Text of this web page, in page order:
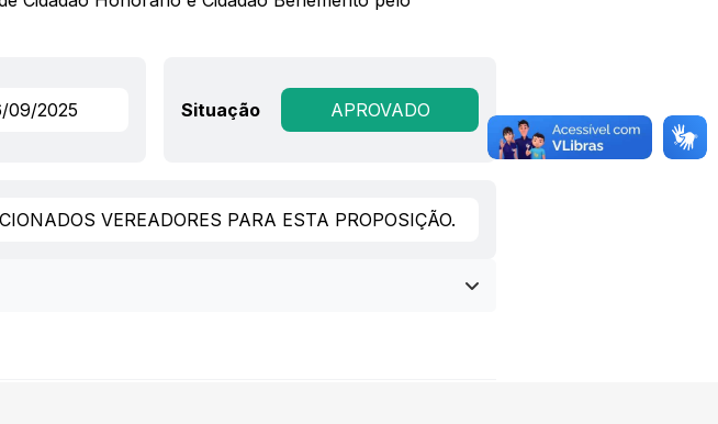
09/2025 Situação APROVADO
VEREADORES PARA ESTA PROPOSIÇÃO.